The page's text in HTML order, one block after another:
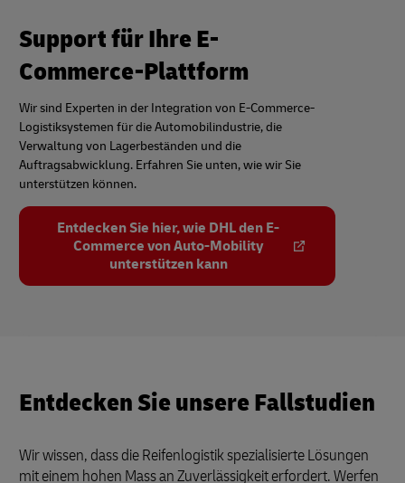
Support für Ihre E-
Commerce-Plattform
Wir sind Experten in der Integration von E-Commerce-
Logistiksystemen für die Automobilindustrie, die
Verwaltung von Lagerbeständen und die
Auftragsabwicklung. Erfahren Sie unten, wie wir Sie
unterstützen können.
Entdecken Sie hier, wie DHL den E-
Commerce von Auto-Mobility
unterstützen kann
Entdecken Sie unsere Fallstudien
Wir wissen, dass die Reifenlogistik spezialisierte Lösungen
mit einem hohen Mass an Zuverlässigkeit erfordert. Werfen